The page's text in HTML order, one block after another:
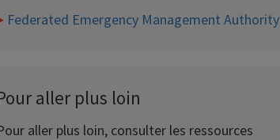
Federated Emergency Management Authority
aller plus loin
aller plus loin, consulter les ressources